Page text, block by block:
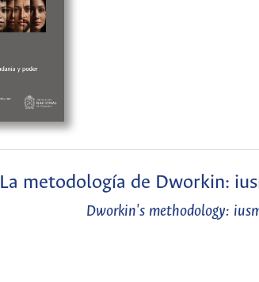
La metodología de Dworkin:
Dworkin's methodology: